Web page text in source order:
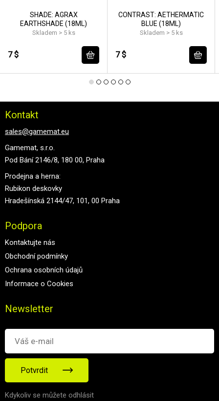
SHADE: AGRAX
EARTHSHADE (18ML)
Skladem > 5 ks
7 $
CONTRAST: AETHERMATIC
BLUE (18ML)
Skladem > 5 ks
7 $
Kontakt
sales@gamemat.eu
Gamemat, s.r.o.
Pod Bání 2146/8, 180 00, Praha
Prodejna a herna:
Rubikon deskovky
Hradešínská 2144/47, 101, 00 Praha
Podpora
Kontaktujte nás
Obchodní podmínky
Ochrana osobních údajů
Informace o Cookies
Newsletter
Potvrdit
Kdykoliv se můžete odhlásit